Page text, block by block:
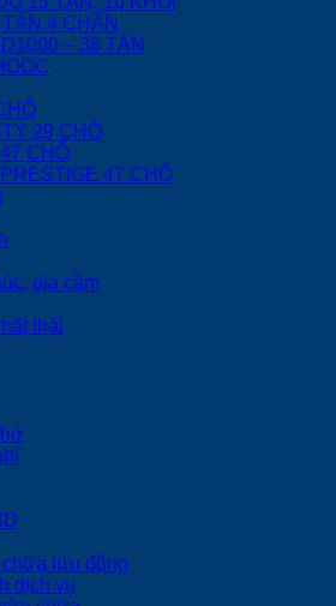
4 CHÂN
– 38 TẤN
29 CHỖ
CHỖ
47 CHỖ
gia cầm
thải
lưu động
dịch vụ